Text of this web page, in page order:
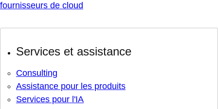
fournisseurs de cloud
Services et assistance
Consulting
Assistance pour les produits
Services pour l'IA